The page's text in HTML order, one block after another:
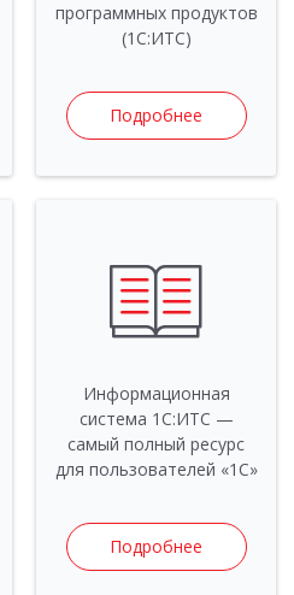
программных продуктов
(1С:ИТС)
Подробнее
Информационная
система 1С:ИТС —
самый полный ресурс
для пользователей «1С»
Подробнее